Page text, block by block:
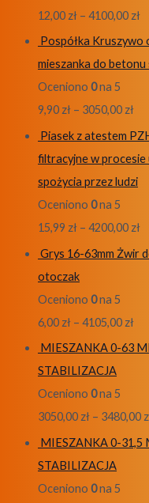
12,00 zł – 4100,00 zł
Pospółka Kruszywo
mieszanka do
Oceniono 0na 5
9,90 zł – 3050,00 zł
Piasek z atestem
filtracyjne w procesie
spożycia przez ludzi
Oceniono 0na 5
15,99 zł – 4200,00 zł
Grys 16-63mm Żwir
otoczak
Oceniono 0na 5
6,00 zł – 4105,00 zł
MIESZANKA 0-63
STABILIZACJA
Oceniono 0na 5
3050,00 zł – 3480,00
MIESZANKA 0-31,5
STABILIZACJA
Oceniono 0na 5